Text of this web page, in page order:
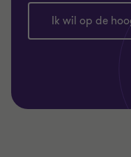
Ik wil op de